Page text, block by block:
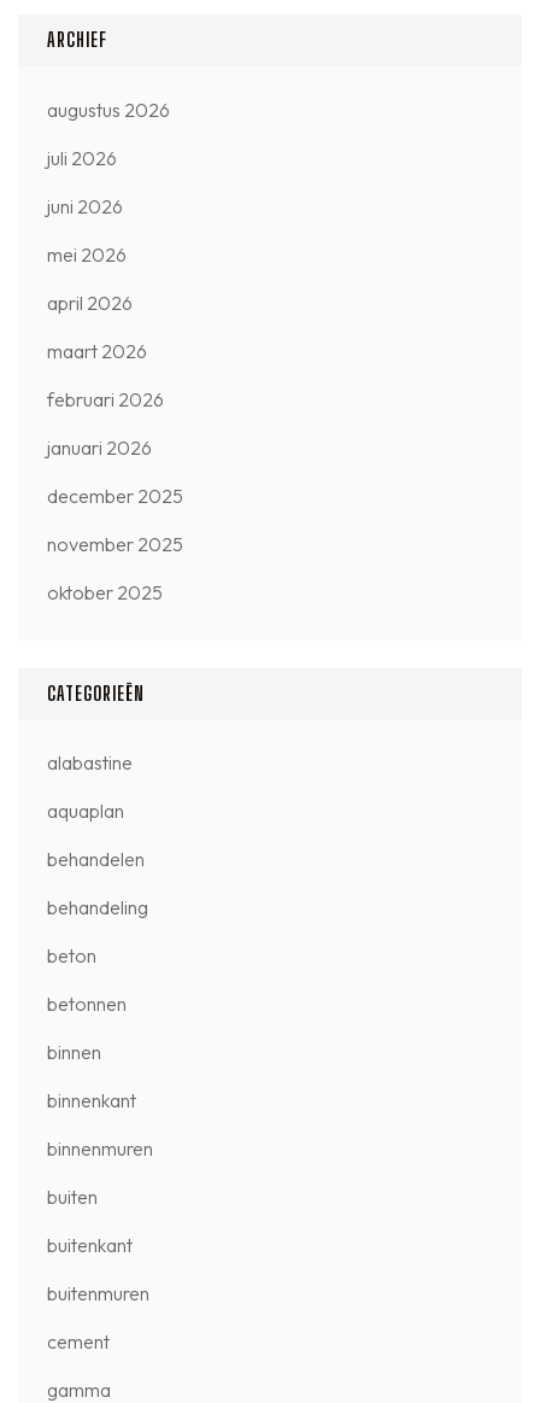
ARCHIEF
augustus 2026
juli 2026
juni 2026
mei 2026
april 2026
maart 2026
februari 2026
januari 2026
december 2025
november 2025
oktober 2025
CATEGORIEËN
alabastine
aquaplan
behandelen
behandeling
beton
betonnen
binnen
binnenkant
binnenmuren
buiten
buitenkant
buitenmuren
cement
gamma